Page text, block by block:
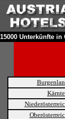
15000 Unterkünfte in